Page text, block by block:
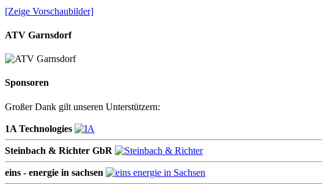
[Zeige Vorschaubilder]
ATV Garnsdorf
Sponsoren
Großer Dank gilt unseren Unterstützern:
1A Technologies
Steinbach & Richter GbR
eins - energie in sachsen